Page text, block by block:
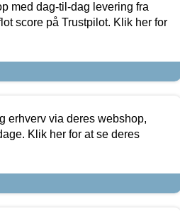
med dag-til-dag levering fra
score på Trustpilot. Klik her for
erhverv via deres webshop,
Klik her for at se deres